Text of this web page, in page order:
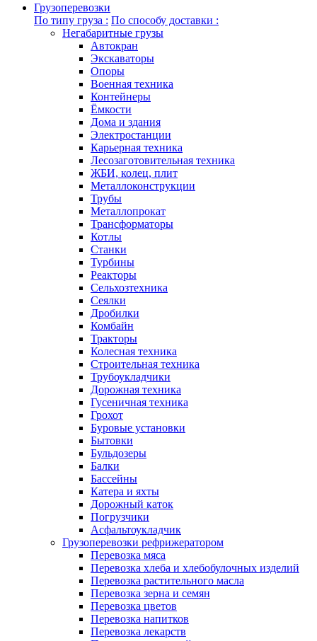
Грузоперевозки
По типу груза : По способу доставки :
Негабаритные грузы
Автокран
Экскаваторы
Опоры
Военная техника
Контейнеры
Ёмкости
Дома и здания
Электростанции
Карьерная техника
Лесозаготовительная техника
ЖБИ, колец, плит
Металлоконструкции
Трубы
Металлопрокат
Трансформаторы
Котлы
Станки
Турбины
Реакторы
Сельхозтехника
Сеялки
Дробилки
Комбайн
Тракторы
Колесная техника
Строительная техника
Трубоукладчики
Дорожная техника
Гусеничная техника
Грохот
Буровые установки
Бытовки
Бульдозеры
Балки
Бассейны
Катера и яхты
Дорожный каток
Погрузчики
Асфальтоукладчик
Грузоперевозки рефрижератором
Перевозка мяса
Перевозка хлеба и хлебобулочных изделий
Перевозка растительного масла
Перевозка зерна и семян
Перевозка цветов
Перевозка напитков
Перевозка лекарств